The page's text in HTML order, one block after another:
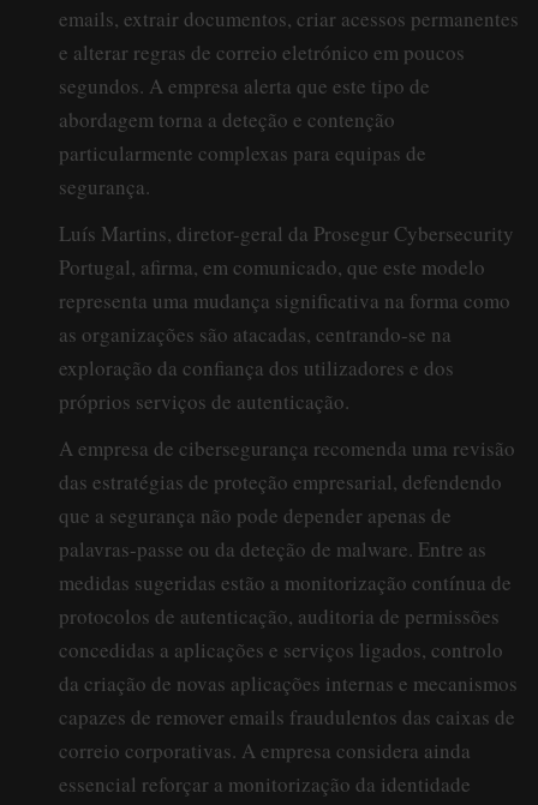
emails, extrair documentos, criar acessos permanentes
e alterar regras de correio eletrónico em poucos
segundos. A empresa alerta que este tipo de
abordagem torna a deteção e contenção
particularmente complexas para equipas de
segurança.
Luís Martins, diretor-geral da Prosegur Cybersecurity
Portugal, afirma, em comunicado, que este modelo
representa uma mudança significativa na forma como
as organizações são atacadas, centrando-se na
exploração da confiança dos utilizadores e dos
próprios serviços de autenticação.
A empresa de cibersegurança recomenda uma revisão
das estratégias de proteção empresarial, defendendo
que a segurança não pode depender apenas de
palavras-passe ou da deteção de malware. Entre as
medidas sugeridas estão a monitorização contínua de
protocolos de autenticação, auditoria de permissões
concedidas a aplicações e serviços ligados, controlo
da criação de novas aplicações internas e mecanismos
capazes de remover emails fraudulentos das caixas de
correio corporativas. A empresa considera ainda
essencial reforçar a monitorização da identidade